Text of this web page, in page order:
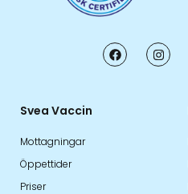
Svea Vaccin
Mottagningar
Öppettider
Priser